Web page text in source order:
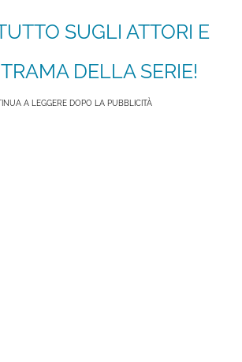
SUGLI ATTORI E
DELLA SERIE!
A LEGGERE DOPO LA PUBBLICITÀ